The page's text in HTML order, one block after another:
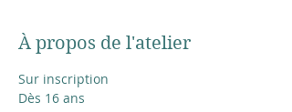
À propos de l'atelier
Sur inscription
Dès 16 ans